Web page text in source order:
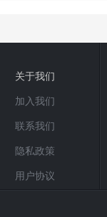
关于我们
加入我们
联系我们
隐私政策
用户协议